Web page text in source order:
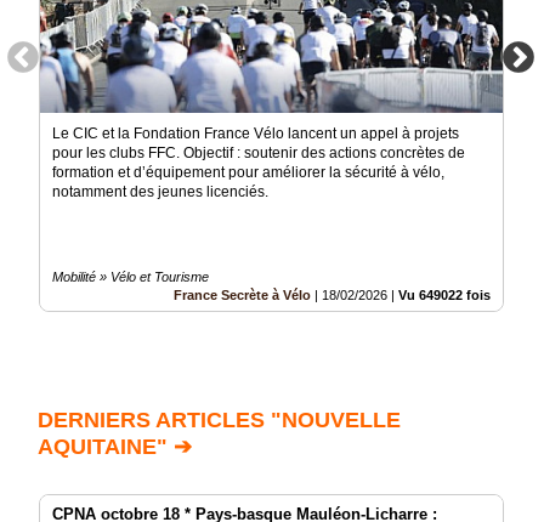
Le CIC et la Fondation France Vélo lancent un appel à projets
pour les clubs FFC. Objectif : soutenir des actions concrètes de
formation et d’équipement pour améliorer la sécurité à vélo,
notamment des jeunes licenciés.
Mobilité » Vélo et Tourisme
France Secrète à Vélo
18/02/2026 Vu 649022 fois
DERNIERS ARTICLES "NOUVELLE
AQUITAINE" ➔
CPNA octobre 18 * Pays-basque Mauléon-Licharre :